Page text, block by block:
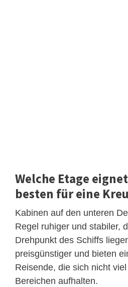
Welche Etage
besten für eine
Kabinen auf den unteren
Regel ruhiger und stabiler,
Drehpunkt des Schiffs
preisgünstiger und bieten
Reisende, die sich nicht
Bereichen aufhalten.